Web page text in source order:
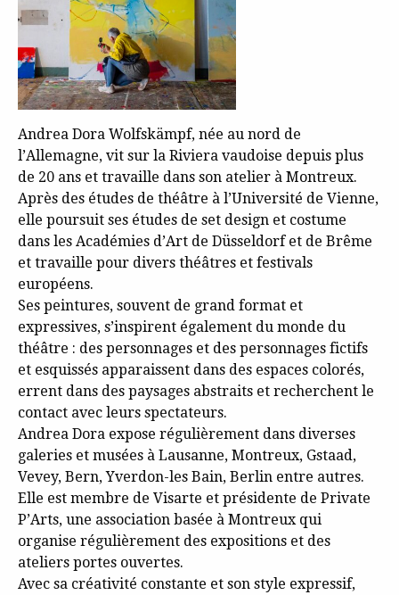
Andrea Dora Wolfskämpf, née au nord de
l’Allemagne, vit sur la Riviera vaudoise depuis plus
de 20 ans et travaille dans son atelier à Montreux.
Après des études de théâtre à l’Université de Vienne,
elle poursuit ses études de set design et costume
dans les Académies d’Art de Düsseldorf et de Brême
et travaille pour divers théâtres et festivals
européens.
Ses peintures, souvent de grand format et
expressives, s’inspirent également du monde du
théâtre : des personnages et des personnages fictifs
et esquissés apparaissent dans des espaces colorés,
errent dans des paysages abstraits et recherchent le
contact avec leurs spectateurs.
Andrea Dora expose régulièrement dans diverses
galeries et musées à Lausanne, Montreux, Gstaad,
Vevey, Bern, Yverdon-les Bain, Berlin entre autres.
Elle est membre de Visarte et présidente de Private
P’Arts, une association basée à Montreux qui
organise régulièrement des expositions et des
ateliers portes ouvertes.
Avec sa créativité constante et son style expressif,